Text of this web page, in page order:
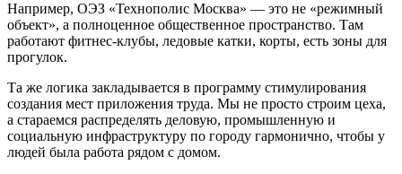
Например, ОЭЗ «Технополис Москва» — это не «режимный
объект», а полноценное общественное пространство. Там
работают фитнес-клубы, ледовые катки, корты, есть зоны для
прогулок.
Та же логика закладывается в программу стимулирования
создания мест приложения труда. Мы не просто строим цеха,
а стараемся распределять деловую, промышленную и
социальную инфраструктуру по городу гармонично, чтобы у
людей была работа рядом с домом.